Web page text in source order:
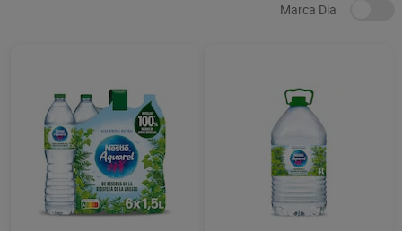
Marca Dia